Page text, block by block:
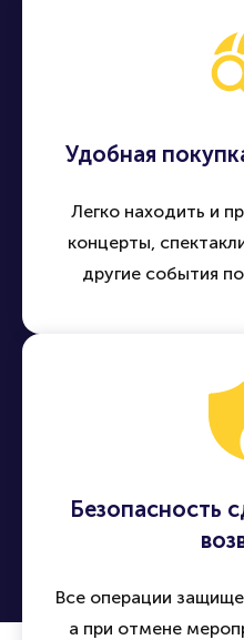
Удобная
Легко находить и
концерты,
другие события
Безопасность
Все операции
а при отмене